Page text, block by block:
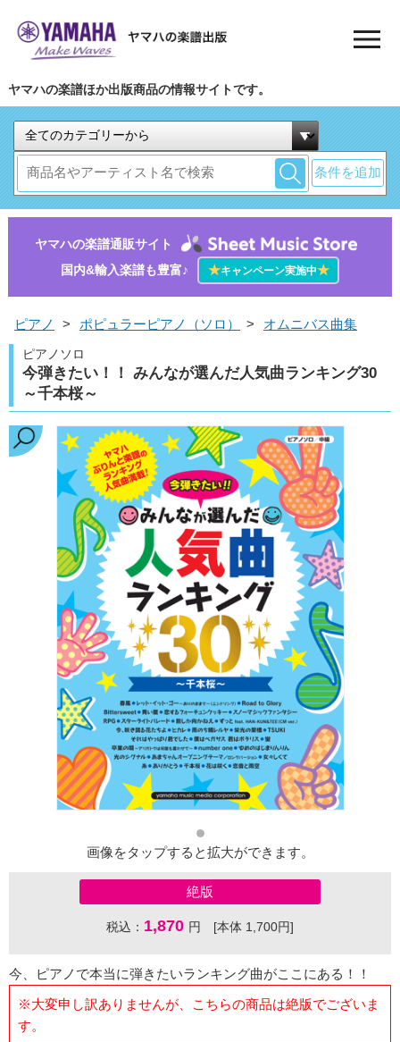
ヤマハの楽譜ほか出版商品の情報サイトです。
条件を追加
ヤマハの楽譜通販サイト
国内&輸入楽譜も豊富♪
★キャンペーン実施中★
ピアノ > ポピュラーピアノ（ソロ） > オムニバス曲集
ピアノソロ
今弾きたい！！ みんなが選んだ人気曲ランキング30
～千本桜～
画像をタップすると拡大ができます。
絶版
税込： 1,870 円 [本体 1,700円]
今、ピアノで本当に弾きたいランキング曲がここにある！！
※大変申し訳ありませんが、こちらの商品は絶版でございま
す。